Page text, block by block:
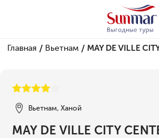
Главная / Вьетнам / MAY DE VILLE
Вьетнам, Ханой
MAY DE VILLE CITY